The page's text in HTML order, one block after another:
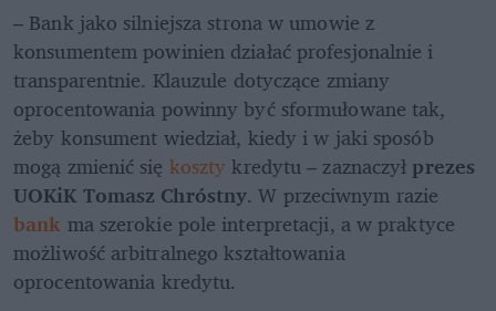
– Bank jako silniejsza strona w umowie z
konsumentem powinien działać profesjonalnie i
transparentnie. Klauzule dotyczące zmiany
oprocentowania powinny być sformułowane tak,
żeby konsument wiedział, kiedy i w jaki sposób
mogą zmienić się koszty kredytu – zaznaczył prezes
UOKiK Tomasz Chróstny
bank ma szerokie pole interpretacji, a w praktyce
możliwość arbitralnego kształtowania
oprocentowania kredytu.